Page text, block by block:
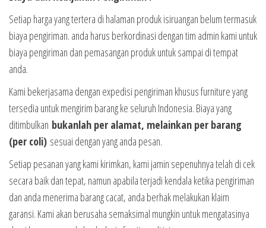
Setiap harga yang tertera di halaman produk isiruangan belum termasuk
biaya pengiriman. anda harus berkordinasi dengan tim admin kami untuk
biaya pengiriman dan pemasangan produk untuk sampai di tempat
anda.
Kami bekerjasama dengan expedisi pengiriman khusus furniture yang
tersedia untuk mengirim barang ke seluruh Indonesia. Biaya yang
ditimbulkan bukanlah per alamat, melainkan per barang
(per coli) sesuai dengan yang anda pesan.
Setiap pesanan yang kami kirimkan, kami jamin sepenuhnya telah di cek
secara baik dan tepat, namun apabila terjadi kendala ketika pengiriman
dan anda menerima barang cacat, anda berhak melakukan klaim
garansi. Kami akan berusaha semaksimal mungkin untuk mengatasinya